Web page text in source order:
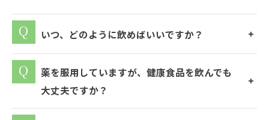
いつ、どのように飲めばいいですか？
薬を服用していますが、健康食品を飲んでも
大丈夫ですか？